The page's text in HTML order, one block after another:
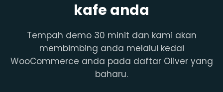
kafe anda
Tempah demo 30 minit dan kami akan
membimbing anda melalui kedai
WooCommerce anda pada daftar Oliver yang
baharu.